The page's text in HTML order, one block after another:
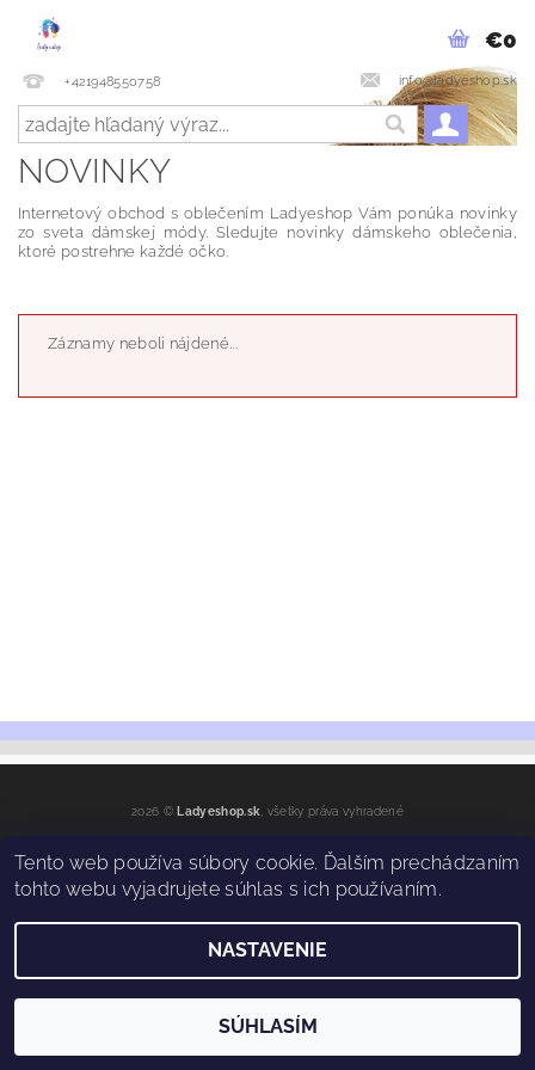
+421948550758 info@ladyeshop.sk
€0
NOVINKY
Internetový obchod s oblečením Ladyeshop Vám ponúka novinky
zo sveta dámskej módy. Sledujte novinky dámskeho oblečenia,
ktoré postrehne každé očko.
Záznamy neboli nájdené...
2026 © Ladyeshop.sk , všetky práva vyhradené
Vytvoril Shoptet
Tento web používa súbory cookie. Ďalším prechádzaním
tohto webu vyjadrujete súhlas s ich používaním.
NASTAVENIE
SÚHLASÍM